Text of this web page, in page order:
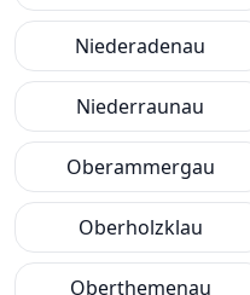
Niederadenau
Niederraunau
Oberammergau
Oberholzklau
Oberthemenau